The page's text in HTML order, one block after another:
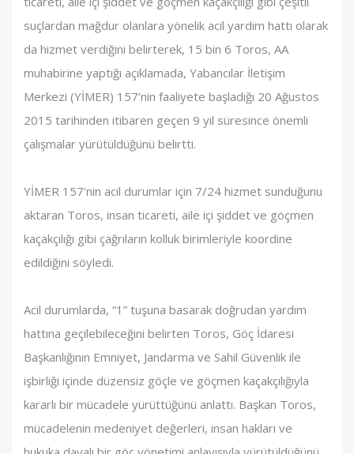
suçlardan mağdur olanlara yönelik acil yardım hattı olarak
da hizmet verdiğini belirterek, 15 bin 6 Toros, AA
muhabirine yaptığı açıklamada, Yabancılar İletişim
Merkezi (YİMER) 157’nin faaliyete başladığı 20 Ağustos
2015 tarihinden itibaren geçen 9 yıl süresince önemli
çalışmalar yürütüldüğünü belirtti.
YİMER 157’nin acil durumlar için 7/24 hizmet sunduğunu
aktaran Toros, insan ticareti, aile içi şiddet ve göçmen
kaçakçılığı gibi çağrıların kolluk birimleriyle koordine
edildiğini söyledi.
Acil durumlarda, “1” tuşuna basarak doğrudan yardım
hattına geçilebileceğini belirten Toros, Göç İdaresi
Başkanlığının Emniyet, Jandarma ve Sahil Güvenlik ile
işbirliği içinde düzensiz göçle ve göçmen kaçakçılığıyla
kararlı bir mücadele yürüttüğünü anlattı. Başkan Toros,
mücadelenin medeniyet değerleri, insan hakları ve